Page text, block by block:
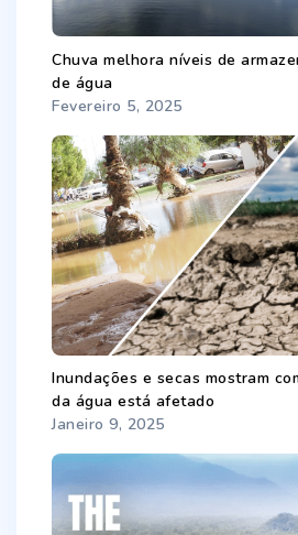
Chuva melhora níveis de
de água
Fevereiro 5, 2025
Inundações e secas mostram
da água está afetado
Janeiro 9, 2025